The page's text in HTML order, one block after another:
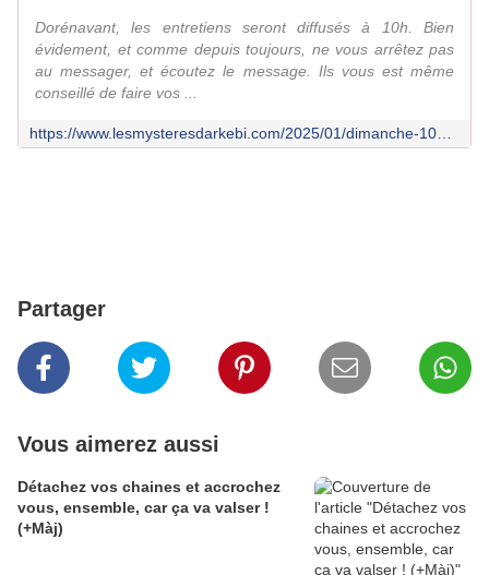
Dorénavant, les entretiens seront diffusés à 10h. Bien
évidement, et comme depuis toujours, ne vous arrêtez pas
au messager, et écoutez le message. Ils vous est même
conseillé de faire vos ...
Partager
Vous aimerez aussi
Détachez vos chaines et accrochez
vous, ensemble, car ça va valser !
(+Màj)